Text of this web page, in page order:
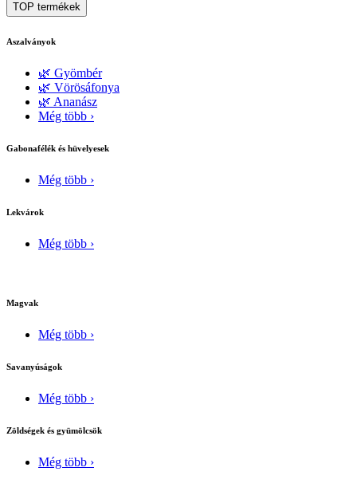
TOP termékek
Aszalványok
🌿 Gyömbér
🌿 Vörösáfonya
🌿 Ananász
Még több ›
Gabonafélék és hüvelyesek
Még több ›
Lekvárok
Még több ›
Magvak
Még több ›
Savanyúságok
Még több ›
Zöldségek és gyümölcsök
Még több ›